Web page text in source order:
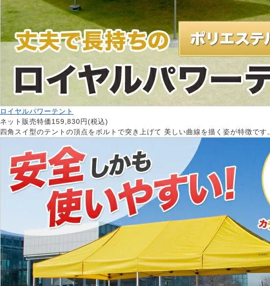
ロイヤルパワーテント
ネット販売特価159,830円(税込)
四角スイ型のテントの頂点をボルトで突き上げて 美しい曲線を描く姿が特徴です。